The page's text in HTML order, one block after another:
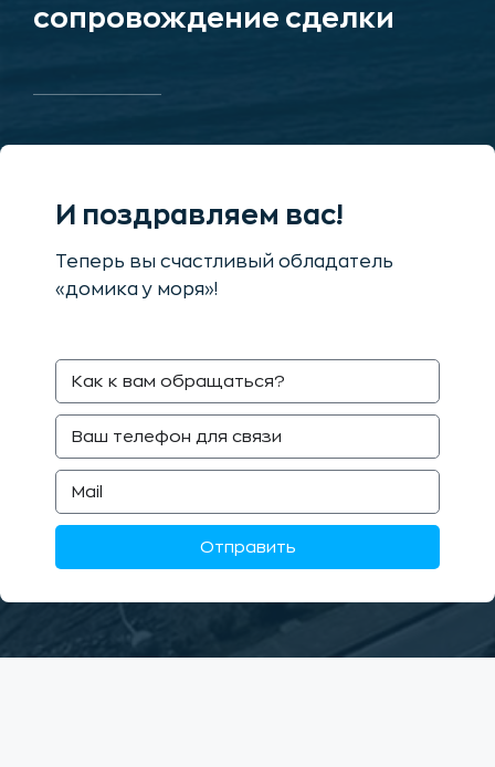
сопровождение сделки
И поздравляем вас!
Теперь вы счастливый обладатель
«домика у моря»!
Отправить